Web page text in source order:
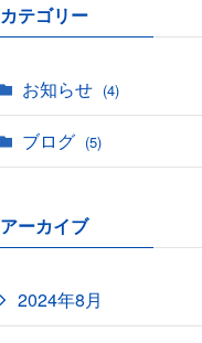
カテゴリー
お知らせ (4)
ブログ (5)
アーカイブ
2024年8月